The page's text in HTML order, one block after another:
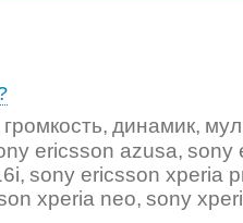
громкость динамик
ericsson azusa sony
sony ericsson xperia
xperia neo sony